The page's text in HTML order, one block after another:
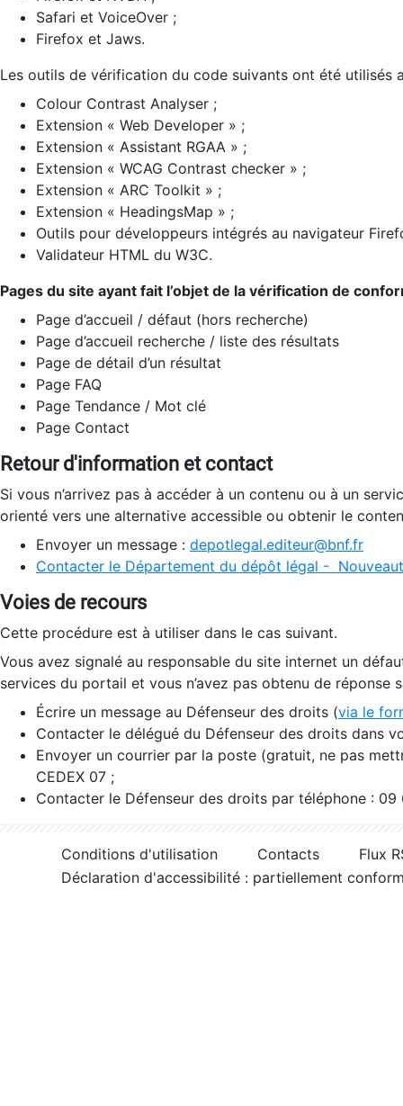
Safari et VoiceOver ;
Firefox et Jaws.
Les outils de vérification du code suivants ont été utilisés
Colour Contrast Analyser ;
Extension « Web Developer » ;
Extension « Assistant RGAA » ;
Extension « WCAG Contrast checker » ;
Extension « ARC Toolkit » ;
Extension « HeadingsMap » ;
Outils pour développeurs intégrés au navigateur
Validateur HTML du W3C.
Pages du site ayant fait l’objet de la vérification de
Page d’accueil / défaut (hors recherche)
Page d’accueil recherche / liste des résultats
Page de détail d’un résultat
Page FAQ
Page Tendance / Mot clé
Page Contact
Retour d'information et contact
Si vous n’arrivez pas à accéder à un contenu ou à un
orienté vers une alternative accessible ou obtenir le
Envoyer un message : depotlegal.editeur@bnf.fr
Contacter le Département du dépôt légal -
Voies de recours
Cette procédure est à utiliser dans le cas suivant.
Vous avez signalé au responsable du site internet un
services du portail et vous n’avez pas obtenu de réponse
Écrire un message au Défenseur des droits (via le
Contacter le délégué du Défenseur des droits dans
Envoyer un courrier par la poste (gratuit, ne pas
CEDEX 07 ;
Contacter le Défenseur des droits par téléphone :
Conditions d'utilisation Contacts
Flux
Déclaration d'accessibilité : partiellement